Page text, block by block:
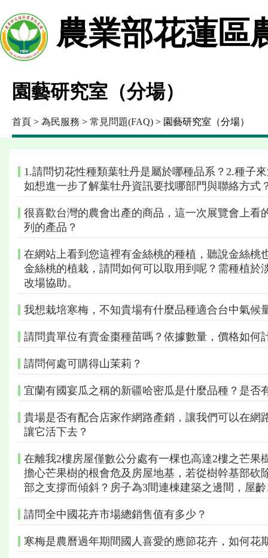
農業部花蓮區
園藝研究室（分場）
首頁 > 為民服務 > 常見問題(FAQ) > 園藝研究室（分場）
1.請問切花性種類葉牡丹是屬於哪種品系？2.種子
如想進一步了解葉牡丹資訊要找哪部門與聯絡方式
很喜歡台灣的農會出產的商品，這一次展覽會上
列的產品？
在網站上看到您這裡有金絲桃的種植，聽說金絲
金絲桃的植栽，請問如何可以取用到呢？需種植
改場協助。
我想栽培寒梅，不知貴場有什麼品種適合台中氣候
請問貴單位有賣金棗種苗嗎？依據數量，價格如何
請問何處可購得山茉莉？
宜蘭有國宴瓜之稱的新疆哈密瓜是什麼品種？是否
貴場是否有配合店家作網路產銷，讓我們可以在
讓它活下去？
在離我2樓房屋僅數公分處有一棵也高達2樓之芒
擔心芒果樹的根會危及房屋地基，若從樹幹基部
部之支撐而傾斜？房子為3間連棟建築之邊間，屋
請問全中國花卉市場總銷售值有多少？
寒梅是農曆過年期間國人喜愛的應節花卉，如何花